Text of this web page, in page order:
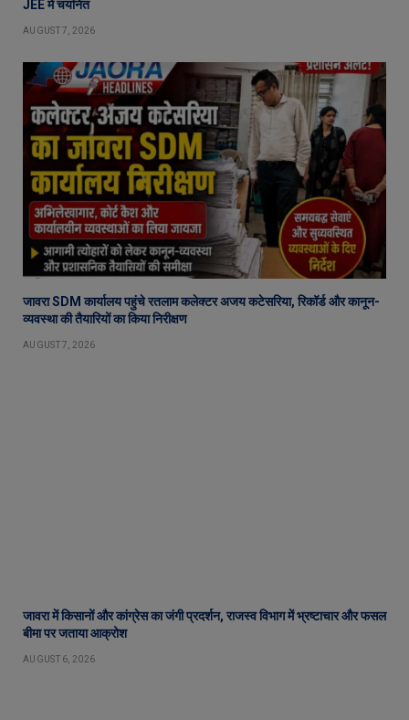
JEE में चयनित
AUGUST 7, 2026
जावरा SDM कार्यालय पहुंचे रतलाम कलेक्टर अजय कटेसरिया, रिकॉर्ड और कानून-
व्यवस्था की तैयारियों का किया निरीक्षण
AUGUST 7, 2026
जावरा में किसानों और कांग्रेस का जंगी प्रदर्शन, राजस्व विभाग में भ्रष्टाचार और फसल
बीमा पर जताया आक्रोश
AUGUST 6, 2026